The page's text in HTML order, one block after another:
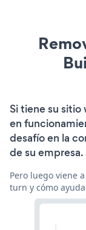
Si tiene su
en
desafío en la
de su
Pero luego viene
turn y cómo